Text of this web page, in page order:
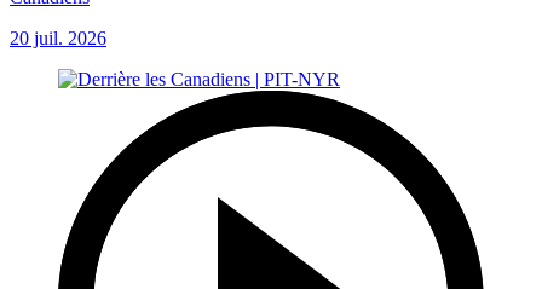
20 juil. 2026